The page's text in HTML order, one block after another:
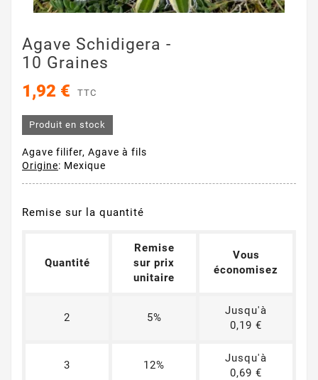
Agave Schidigera -
10 Graines
1,92 €
TTC
Produit en stock
Agave filifer, Agave à fils
Origine: Mexique
Remise sur la quantité
Quantité
Remise
sur prix
unitaire
Vous
économisez
2 5%
Jusqu'à
0,19 €
3 12%
Jusqu'à
0,69 €